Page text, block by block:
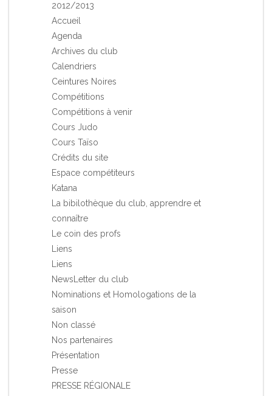
2012/2013
Accueil
Agenda
Archives du club
Calendriers
Ceintures Noires
Compétitions
Compétitions à venir
Cours Judo
Cours Taïso
Crédits du site
Espace compétiteurs
Katana
La bibilothèque du club, apprendre et
connaître
Le coin des profs
Liens
Liens
NewsLetter du club
Nominations et Homologations de la
saison
Non classé
Nos partenaires
Présentation
Presse
PRESSE RÉGIONALE